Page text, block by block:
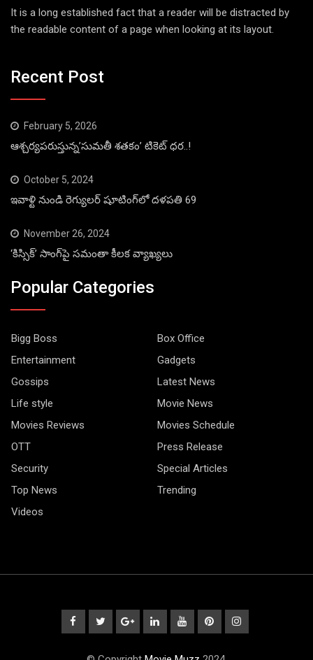
It is a long established fact that a reader will be distracted by
the readable content of a page when looking at its layout.
Recent Post
February 5, 2026
ఆశ్చర్యపరుస్తున్న’సుమతీ శతకం’ టికెట్ ధర..!
October 5, 2024
ఇవాళ్టి నుండి రెగ్యులర్ షూటింగ్‌లో దళపతి 69
November 26, 2024
‘కిస్సిక్’ సాంగ్‌పై సమంతా కీలక వ్యాఖ్యలు
Popular Categories
Bigg Boss
Box Office
Entertainment
Gadgets
Gossips
Latest News
Life style
Movie News
Movies Reviews
Movies Schedule
OTT
Press Release
Security
Special Articles
Top News
Trending
Videos